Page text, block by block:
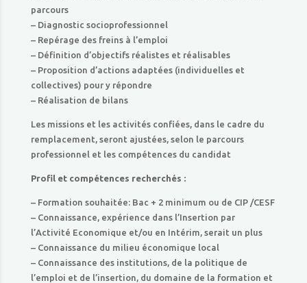
parcours
– Diagnostic socioprofessionnel
– Repérage des freins à l’emploi
– Définition d’objectifs réalistes et réalisables
– Proposition d’actions adaptées (individuelles et
collectives) pour y répondre
– Réalisation de bilans
Les missions et les activités confiées, dans le cadre du
remplacement, seront ajustées, selon le parcours
professionnel et les compétences du candidat
Profil et compétences recherchés :
– Formation souhaitée: Bac + 2 minimum ou de CIP /CESF
– Connaissance, expérience dans l’Insertion par
l’Activité Economique et/ou en Intérim, serait un plus
– Connaissance du milieu économique local
– Connaissance des institutions, de la politique de
l’emploi et de l’insertion, du domaine de la formation et